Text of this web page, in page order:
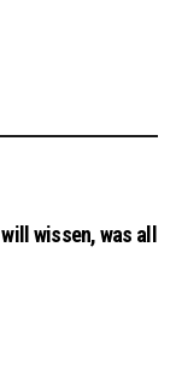
wissen, was all